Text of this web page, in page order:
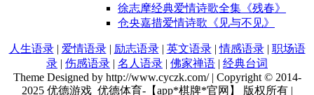
徐志摩经典爱情诗歌全集《残春》
仓央嘉措爱情诗歌《见与不见》
人生语录| 爱情语录| 励志语录| 英文语录|情感语录| 职场语
录 | 伤感语录 | 名人语录 | 佛家禅语 | 经典台词
Theme Designed by http://www.cyczk.com/ | Copyright © 2014-
2025 优德游戏_优德体育-【app*棋牌*官网】 版权所有 |